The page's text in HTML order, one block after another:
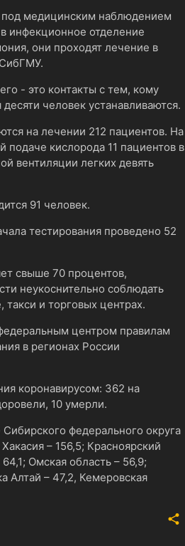
под медицинским наблюдением
инфекционное отделение
они проходят лечение в
- это контакты с тем, кому
человек устанавливаются.
на лечении 212 пациентов. На
подаче кислорода 11 пациентов в
вентиляции легких девять
91 человек.
тестирования проведено 52
свыше 70 процентов,
неукоснительно соблюдать
и торговых центрах.
центром правилам
в регионах России
коронавирусом: 362 на
10 умерли.
федерального округа
– 156,5; Красноярский
Омская область – 56,9;
Алтай – 47,2, Кемеровская